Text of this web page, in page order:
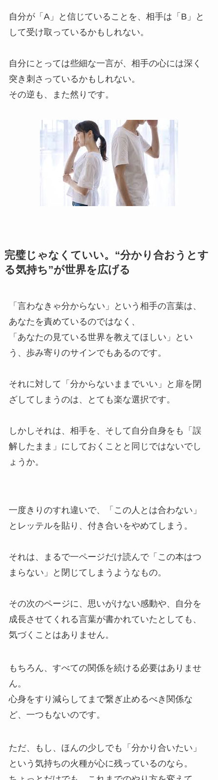
自分が「A」と信じていることを、相手は「B」と
して受け取っているかもしれない。
自分にとっては些細な一言が、相手の心には深く
突き刺さっているかもしれない。
その逆も、また然りです。
完璧じゃなくていい。“分かり合おうとす
る気持ち”が世界を広げる
「言わなきゃ分からない」という相手の言葉は、
あなたを責めているのではなく、
「あなたの見ている世界を教えてほしい」とい
う、歩み寄りのサインでもあるのです。
それに対して「分からないままでいい」と扉を閉
ざしてしまうのは、とても楽な選択です。
しかしそれは、相手を、そして自分自身をも「誤
解したまま」にしておくことと同じではないでし
ょうか。
一度きりのすれ違いで、「この人とは合わない」
とレッテルを貼り、付き合いをやめてしまう。
それは、まるで一ページだけ読んで「この本はつ
まらない」と閉じてしまうようなもの。
その次のページに、思いがけない感動や、自分を
成長させてくれる言葉が書かれていたとしても、
気づくことはありません。
もちろん、すべての関係を続ける必要はありませ
ん。
心身をすり減らしてまで繋ぎ止めるべき関係な
ど、一つもないのです。
ただ、もし、ほんの少しでも「分かり合いたい」
という気持ちの火種が心に残っているのなら。